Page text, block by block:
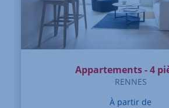
Appartements - 4
RENNES
À partir de